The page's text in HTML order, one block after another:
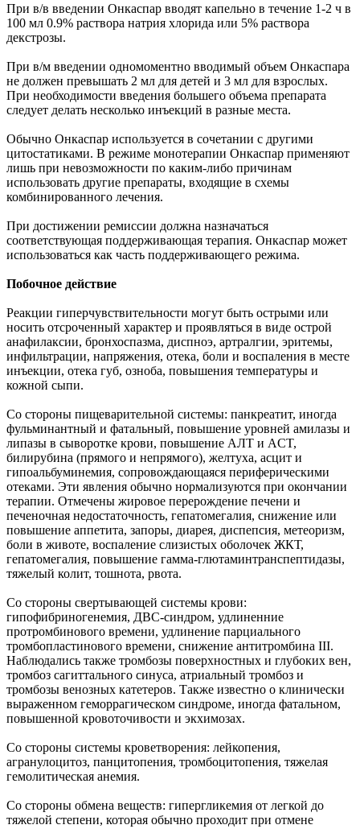
При в/в введении Онкаспар вводят капельно в течение 1-2 ч в
100 мл 0.9% раствора натрия хлорида или 5% раствора
декстрозы.
При в/м введении одномоментно вводимый объем Онкаспара
не должен превышать 2 мл для детей и 3 мл для взрослых.
При необходимости введения большего объема препарата
следует делать несколько инъекций в разные места.
Обычно Онкаспар используется в сочетании с другими
цитостатиками. В режиме монотерапии Онкаспар применяют
лишь при невозможности по каким-либо причинам
использовать другие препараты, входящие в схемы
комбинированного лечения.
При достижении ремиссии должна назначаться
соответствующая поддерживающая терапия. Онкаспар может
использоваться как часть поддерживающего режима.
Побочное действие
Реакции гиперчувствительности могут быть острыми или
носить отсроченный характер и проявляться в виде острой
анафилаксии, бронхоспазма, диспноэ, артралгии, эритемы,
инфильтрации, напряжения, отека, боли и воспаления в месте
инъекции, отека губ, озноба, повышения температуры и
кожной сыпи.
Со стороны пищеварительной системы: панкреатит, иногда
фульминантный и фатальный, повышение уровней амилазы и
липазы в сыворотке крови, повышение АЛТ и ACT,
билирубина (прямого и непрямого), желтуха, асцит и
гипоальбуминемия, сопровождающаяся периферическими
отеками. Эти явления обычно нормализуются при окончании
терапии. Отмечены жировое перерождение печени и
печеночная недостаточность, гепатомегалия, снижение или
повышение аппетита, запоры, диарея, диспепсия, метеоризм,
боли в животе, воспаление слизистых оболочек ЖКТ,
гепатомегалия, повышение гамма-глютаминтранспептидазы,
тяжелый колит, тошнота, рвота.
Со стороны свертывающей системы крови:
гипофибриногенемия, ДВС-синдром, удлиненние
протромбинового времени, удлинение парциального
тромбопластинового времени, снижение антитромбина III.
Наблюдались также тромбозы поверхностных и глубоких вен,
тромбоз сагиттального синуса, атриальный тромбоз и
тромбозы венозных катетеров. Также известно о клинически
выраженном геморрагическом синдроме, иногда фатальном,
повышенной кровоточивости и экхимозах.
Со стороны системы кроветворения: лейкопения,
агранулоцитоз, панцитопения, тромбоцитопения, тяжелая
гемолитическая анемия.
Со стороны обмена веществ: гипергликемия от легкой до
тяжелой степени, которая обычно проходит при отмене